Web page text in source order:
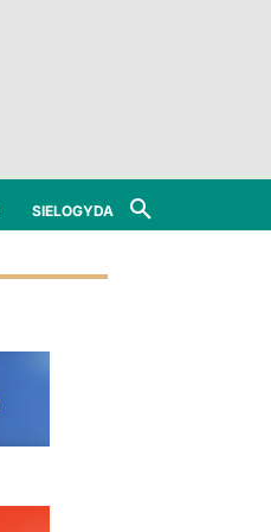
SIELOGYDA